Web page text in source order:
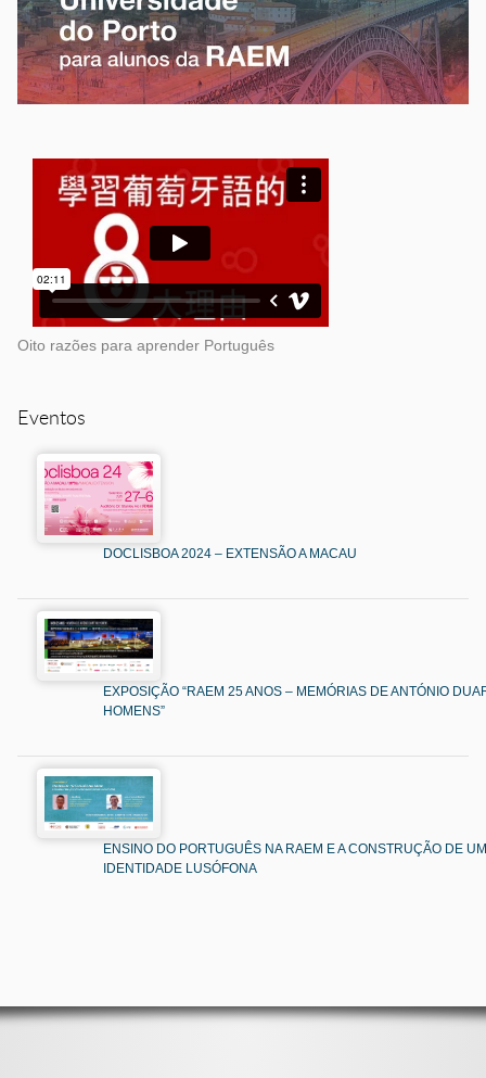
Oito razões para aprender Português
Eventos
DOCLISBOA 2024 – EXTENSÃO A MACAU
EXPOSIÇÃO “RAEM 25 ANOS – MEMÓRIAS DE ANTÓNIO
HOMENS”
ENSINO DO PORTUGUÊS NA RAEM E A CONSTRUÇÃO DE
IDENTIDADE LUSÓFONA